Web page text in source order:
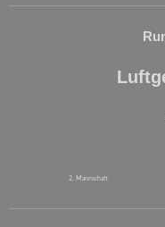
2. Mannschaft